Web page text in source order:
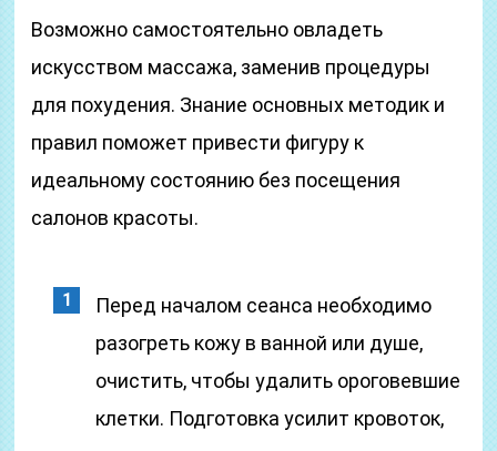
Возможно самостоятельно овладеть
искусством массажа, заменив процедуры
для похудения. Знание основных методик и
правил поможет привести фигуру к
идеальному состоянию без посещения
салонов красоты.
Перед началом сеанса необходимо
разогреть кожу в ванной или душе,
очистить, чтобы удалить ороговевшие
клетки. Подготовка усилит кровоток,